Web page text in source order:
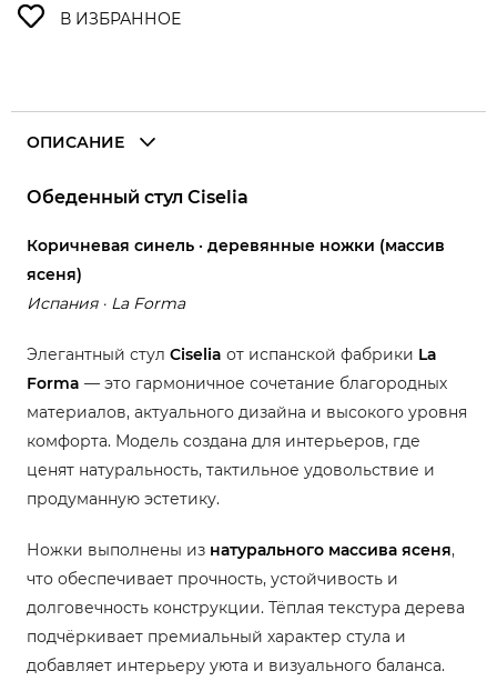
ОПИСАНИЕ
Обеденный стул Ciselia
Коричневая синель · деревянные ножки (массив
ясеня)
Испания · La Forma
Элегантный стул Ciselia от испанской фабрики La
Forma — это гармоничное сочетание благородных
материалов, актуального дизайна и высокого уровня
комфорта. Модель создана для интерьеров, где
ценят натуральность, тактильное удовольствие и
продуманную эстетику.
Ножки выполнены из натурального массива ясеня,
что обеспечивает прочность, устойчивость и
долговечность конструкции. Тёплая текстура дерева
подчёркивает премиальный характер стула и
добавляет интерьеру уюта и визуального баланса.